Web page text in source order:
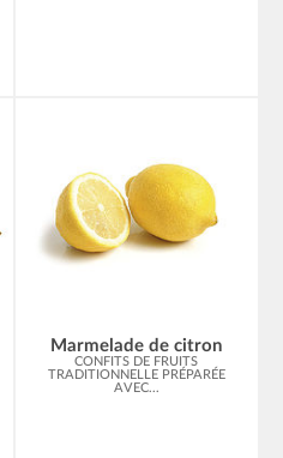
Marmelade de citron
CONFITS DE FRUITS
TRADITIONNELLE PRÉPARÉE
AVEC...